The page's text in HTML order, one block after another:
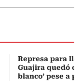
Represa para
Guajira quedó en
blanco’ pese a